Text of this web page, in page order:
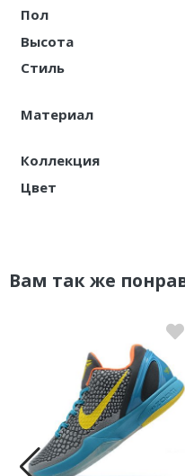
Пол
Высота
Стиль
Материал
Коллекция
Цвет
Вам так же